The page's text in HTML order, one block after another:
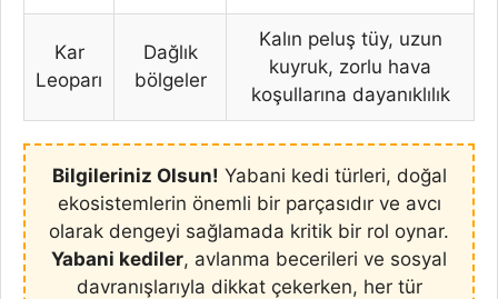
Kar
Leoparı
Dağlık
bölgeler
Kalın peluş tüy, uzun
kuyruk, zorlu hava
koşullarına dayanıklılık
Bilgileriniz Olsun! Yabani kedi türleri, doğal
ekosistemlerin önemli bir parçasıdır ve avcı
olarak dengeyi sağlamada kritik bir rol oynar.
Yabani kediler, avlanma becerileri ve sosyal
davranışlarıyla dikkat çekerken, her tür